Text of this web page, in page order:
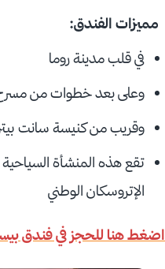
مميزات الفندق:
في قلب مدينة روما
وعلى بعد خطوات من مسرح
وقريب من كنيسة سانت
الإتروسكان‬ الوطني
اضغط هنا للحجز في فندق